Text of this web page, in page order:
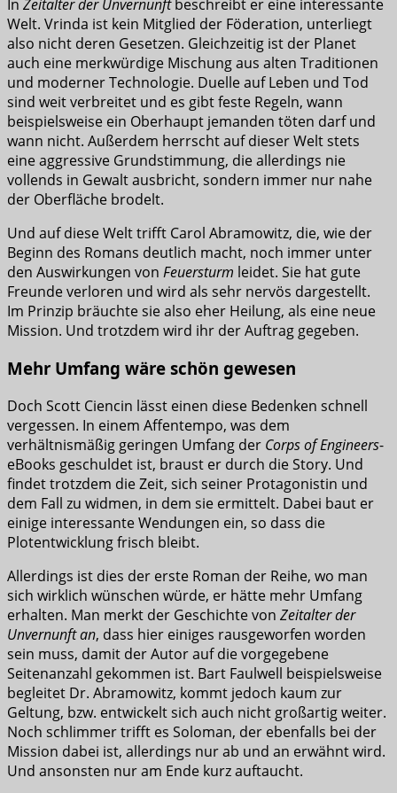
In Zeitalter der Unvernunftbeschreibt er eine interessante
Welt. Vrinda ist kein Mitglied der Föderation, unterliegt
also nicht deren Gesetzen. Gleichzeitig ist der Planet
auch eine merkwürdige Mischung aus alten Traditionen
und moderner Technologie. Duelle auf Leben und Tod
sind weit verbreitet und es gibt feste Regeln, wann
beispielsweise ein Oberhaupt jemanden töten darf und
wann nicht. Außerdem herrscht auf dieser Welt stets
eine aggressive Grundstimmung, die allerdings nie
vollends in Gewalt ausbricht, sondern immer nur nahe
der Oberfläche brodelt.
Und auf diese Welt trifft Carol Abramowitz, die, wie der
Beginn des Romans deutlich macht, noch immer unter
den Auswirkungen von Feuersturm leidet. Sie hat gute
Freunde verloren und wird als sehr nervös dargestellt.
Im Prinzip bräuchte sie also eher Heilung, als eine neue
Mission. Und trotzdem wird ihr der Auftrag gegeben.
Mehr Umfang wäre schön gewesen
Doch Scott Ciencin lässt einen diese Bedenken schnell
vergessen. In einem Affentempo, was dem
verhältnismäßig geringen Umfang der Corps of Engineers-
eBooks geschuldet ist, braust er durch die Story. Und
findet trotzdem die Zeit, sich seiner Protagonistin und
dem Fall zu widmen, in dem sie ermittelt. Dabei baut er
einige interessante Wendungen ein, so dass die
Plotentwicklung frisch bleibt.
Allerdings ist dies der erste Roman der Reihe, wo man
sich wirklich wünschen würde, er hätte mehr Umfang
erhalten. Man merkt der Geschichte von Zeitalter der
Unvernunft an, dass hier einiges rausgeworfen worden
sein muss, damit der Autor auf die vorgegebene
Seitenanzahl gekommen ist. Bart Faulwell beispielsweise
begleitet Dr. Abramowitz, kommt jedoch kaum zur
Geltung, bzw. entwickelt sich auch nicht großartig weiter.
Noch schlimmer trifft es Soloman, der ebenfalls bei der
Mission dabei ist, allerdings nur ab und an erwähnt wird.
Und ansonsten nur am Ende kurz auftaucht.